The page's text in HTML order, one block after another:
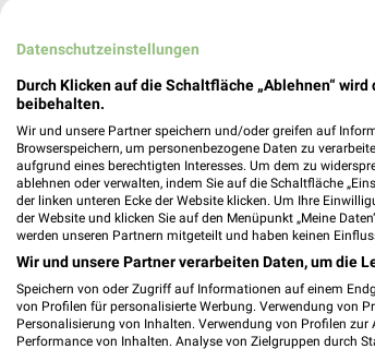
Depot Katalog und
Der Getränke Spezialist
Die Möbelfundgrube
Datenschutzeinstellungen
Durch Klicken auf die Schaltfläche „Ablehnen“
beibehalten.
Wir und unsere Partner speichern und/oder greifen auf
Browserspeichern, um personenbezogene Daten zu
aufgrund eines berechtigten Interesses. Um dem zu
ablehnen oder verwalten, indem Sie auf die Schaltfläche
der linken unteren Ecke der Website klicken. Um Ihre
der Website und klicken Sie auf den Menüpunkt „Meine
werden unseren Partnern mitgeteilt und haben keinen
Wir und unsere Partner verarbeiten Daten, um die
Speichern von oder Zugriff auf Informationen auf einem
von Profilen für personalisierte Werbung. Verwendung von
Personalisierung von Inhalten. Verwendung von Profilen
Performance von Inhalten. Analyse von Zielgruppen durch